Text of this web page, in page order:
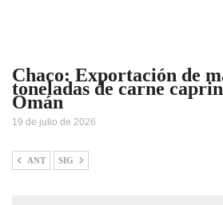
Chaco: Exportación de
toneladas de carne
Omán
19 de julio de 2026
ANT SIG